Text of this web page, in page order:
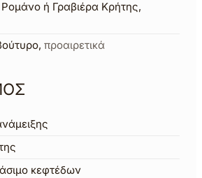
Ρομάνο ή Γραβιέρα Κρήτης,
, προαιρετικά
κεφτέδων